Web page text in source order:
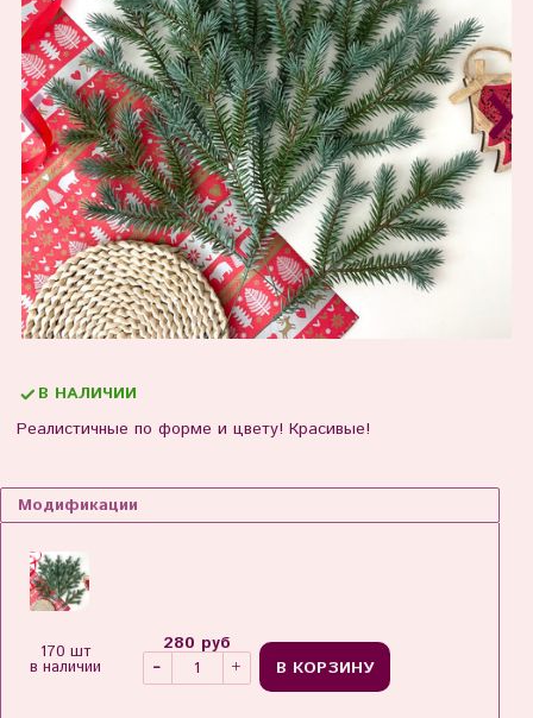
Реалистичные по форме и цвету! Красивые!
В НАЛИЧИИ
Модификации
170 шт
в наличии
280 руб
В КОРЗИНУ